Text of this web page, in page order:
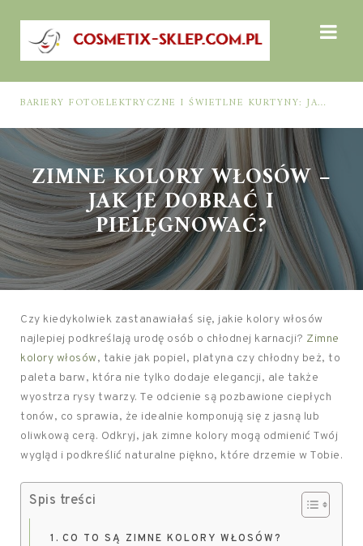
BARIERY FOTOELEKTRYCZNE I ŚWIETLNE KURTYNY: JAK DOBRAĆ ROZWIĄZANIE DO BEZPIECZEŃSTWA FUNKCJONALNEGO (MUTING, BLANKING, TYP 2 I TYP 4)
ZIMNE KOLORY WŁOSÓW –
JAK JE DOBRAĆ I
PIELĘGNOWAĆ?
Czy kiedykolwiek zastanawiałaś się, jakie kolory włosów
najlepiej podkreślają urodę osób o chłodnej karnacji? Zimne
kolory włosów, takie jak popiel, platyna czy chłodny beż, to
paleta barw, która nie tylko dodaje elegancji, ale także
wyostrza rysy twarzy. Te odcienie są pozbawione ciepłych
tonów, co sprawia, że idealnie komponują się z jasną lub
oliwkową cerą. Odkryj, jak zimne kolory mogą odmienić Twój
wygląd i podkreślić naturalne piękno, które drzemie w Tobie.
Spis treści
CO TO SĄ ZIMNE KOLORY WŁOSÓW?